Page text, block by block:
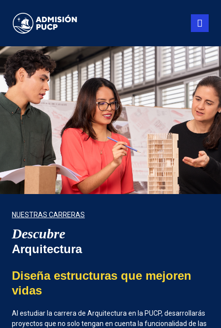
contenido
principal
NUESTRAS CARRERAS
Descubre
Arquitectura
Diseña estructuras que mejoren
vidas
Al estudiar la carrera de Arquitectura en la PUCP, desarrollarás
proyectos que no solo tengan en cuenta la funcionalidad de las